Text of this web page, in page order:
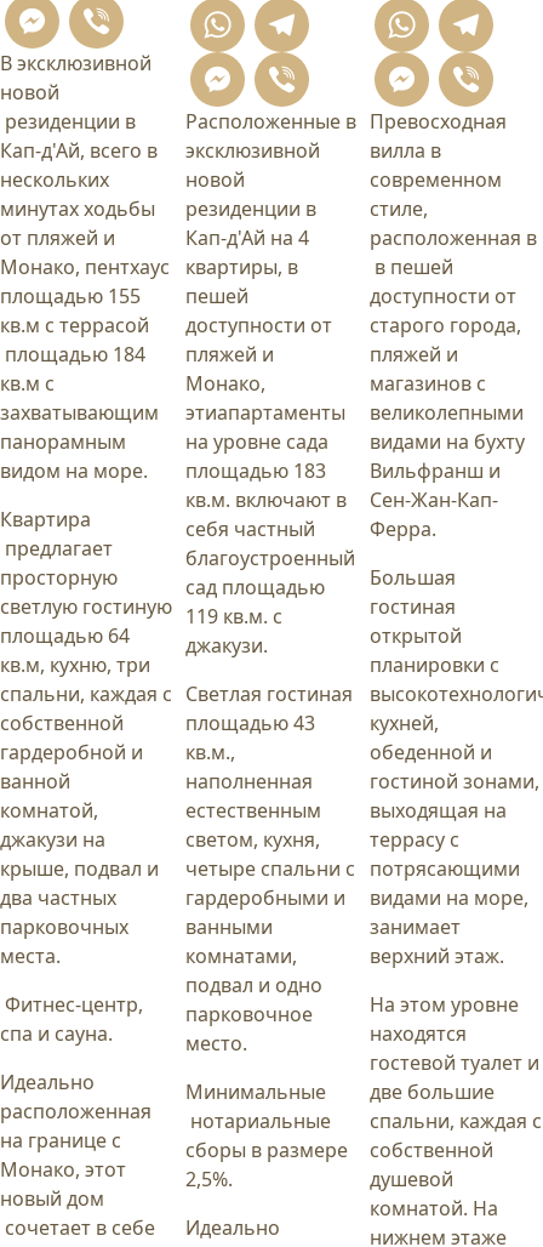
Messenger
Viber
В эксклюзивной
новой
резиденции в
Кап-д'Ай, всего в
нескольких
минутах ходьбы
от пляжей и
Монако, пентхаус
площадью 155
кв.м с террасой
площадью 184
кв.м с
захватывающим
панорамным
видом на море.
Квартира
предлагает
просторную
светлую гостиную
площадью 64
кв.м, кухню, три
спальни, каждая с
собственной
гардеробной и
ванной
комнатой,
джакузи на
крыше, подвал и
два частных
парковочных
места.
Фитнес-центр,
спа и сауна.
Идеально
расположенная
на границе с
Монако, этот
новый дом
сочетает в себе
WhatsApp
Telegram
Messenger
Viber
Расположенные в
эксклюзивной
новой
резиденции в
Кап-д'Ай на 4
квартиры, в
пешей
доступности от
пляжей и
Монако,
этиапартаменты
на уровне сада
площадью 183
кв.м. включают в
себя частный
благоустроенный
сад площадью
119 кв.м. с
джакузи.
Светлая гостиная
площадью 43
кв.м.,
наполненная
естественным
светом, кухня,
четыре спальни с
гардеробными и
ванными
комнатами,
подвал и одно
парковочное
место.
Минимальные
нотариальные
сборы в размере
2,5%.
Идеально
Превосходная
вилла в
современном
стиле,
расположенная в
в пешей
доступности от
старого города,
пляжей и
магазинов с
великолепными
видами на бухту
Вильфранш и
Сен-Жан-Кап-
Ферра.
Большая
гостиная
открытой
планировки с
кухней,
обеденной и
гостиной зонами,
выходящая на
террасу с
потрясающими
видами на море,
занимает
верхний этаж.
На этом уровне
находятся
гостевой туалет и
две большие
спальни, каждая с
собственной
душевой
комнатой. На
нижнем этаже